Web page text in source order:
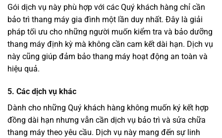
Gói dịch vụ này phù hợp với các Quý khách hàng chỉ cần
bảo trì thang máy gia đình một lần duy nhất. Đây là giải
pháp tối ưu cho những người muốn kiểm tra và bảo dưỡng
thang máy định kỳ mà không cần cam kết dài hạn. Dịch vụ
này cũng giúp đảm bảo thang máy hoạt động an toàn và
hiệu quả.
5. Các dịch vụ khác
Dành cho những Quý khách hàng không muốn ký kết hợp
đồng dài hạn nhưng vẫn cần dịch vụ bảo trì và sửa chữa
thang máy theo yêu cầu. Dịch vụ này mang đến sự linh